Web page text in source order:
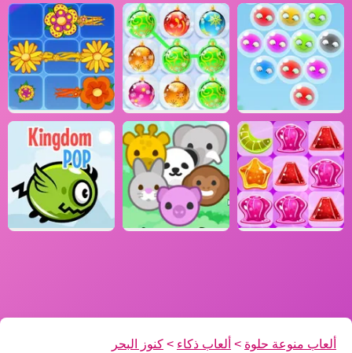
ألعاب منوعة حلوة > ألعاب ذكاء > كنوز البحر